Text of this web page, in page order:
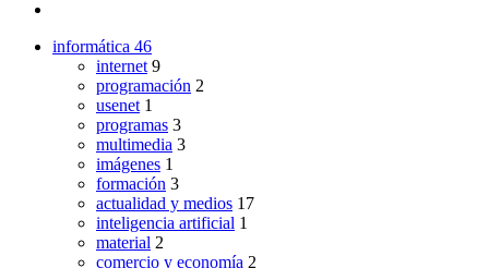
informática 46
internet 9
programación 2
usenet 1
programas 3
multimedia 3
imágenes 1
formación 3
actualidad y medios 17
inteligencia artificial 1
material 2
comercio y economía 2